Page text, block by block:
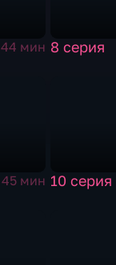
44 мин 8 серия
45 мин 10 серия